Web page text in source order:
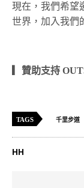
現在，我們希望
世界，加入我們
▎贊助支持
TAGS 千里步道
HH